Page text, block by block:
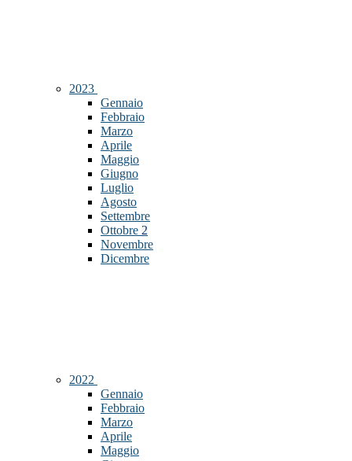
2023
Gennaio
Febbraio
Marzo
Aprile
Maggio
Giugno
Luglio
Agosto
Settembre
Ottobre 2
Novembre
Dicembre
2022
Gennaio
Febbraio
Marzo
Aprile
Maggio